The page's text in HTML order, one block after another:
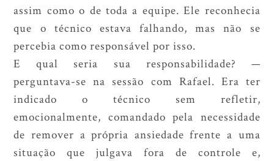
assim como o de toda a equipe. Ele reconhecia
que o técnico estava falhando, mas não se
percebia como responsável por isso.
E qual seria sua responsabilidade? —
perguntava-se na sessão com Rafael. Era ter
indicado o técnico sem refletir,
emocionalmente, comandado pela necessidade
de remover a própria ansiedade frente a uma
situação que julgava fora de controle e,